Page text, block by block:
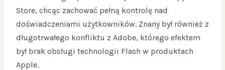
Store, chcąc zachować pełną kontrolę nad
doświadczeniami użytkowników. Znany był również z
długotrwałego konfliktu z Adobe, którego efektem
był brak obsługi technologii Flash w produktach
Apple.